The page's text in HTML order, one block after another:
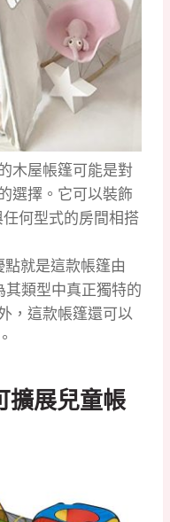
木屋帳篷可能是對
選擇。它可以裝飾
何型式的房間相搭
就是這款帳篷由
類型中真正獨特的
，這款帳篷還可以
擴展兒童帳